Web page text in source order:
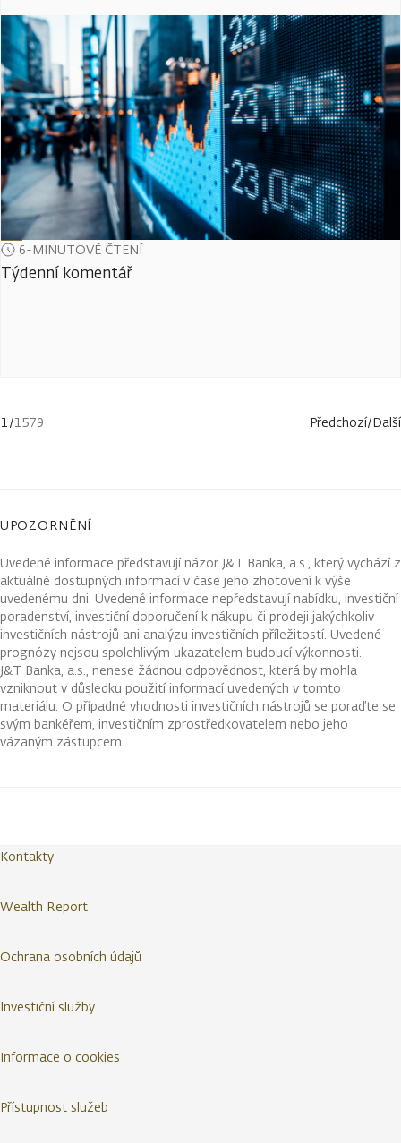
6-MINUTOVÉ ČTENÍ
Týdenní komentář
1/1579 Předchozí/Další
UPOZORNĚNÍ
Uvedené informace představují názor J&T Banka, a.s., který vychází z
aktuálně dostupných informací v čase jeho zhotovení k výše
uvedenému dni. Uvedené informace nepředstavují nabídku, investiční
poradenství, investiční doporučení k nákupu či prodeji jakýchkoliv
investičních nástrojů ani analýzu investičních příležitostí. Uvedené
prognózy nejsou spolehlivým ukazatelem budoucí výkonnosti.
J&T Banka, a.s., nenese žádnou odpovědnost, která by mohla
vzniknout v důsledku použití informací uvedených v tomto
materiálu. O případné vhodnosti investičních nástrojů se poraďte se
svým bankéřem, investičním zprostředkovatelem nebo jeho
vázaným zástupcem.
Kontakty
Wealth Report
Ochrana osobních údajů
Investiční služby
Informace o cookies
Přístupnost služeb